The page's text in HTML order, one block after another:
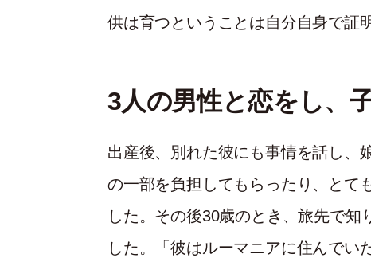
供は育つということは自分自身で証
3人の男性と恋をし、子
出産後、別れた彼にも事情を話し、
の一部を負担してもらったり、とて
した。その後30歳のとき、旅先で知
した。「彼はルーマニアに住んでい